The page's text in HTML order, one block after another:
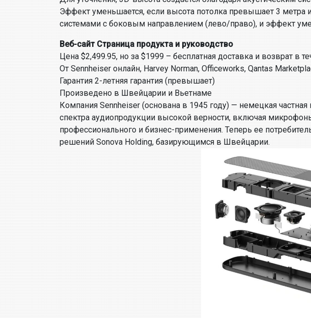
Эффект уменьшается, если высота потолка превышает 3 метра
системами с боковым направлением (лево/право), и эффект
Веб-сайт Страница продукта и руководство
Цена $2,499.95, но за $1999 – бесплатная доставка и возврат в
От Sennheiser онлайн, Harvey Norman, Officeworks, Qantas
Гарантия 2-летняя гарантия (превышает)
Произведено в Швейцарии и Вьетнаме
Компания Sennheiser (основана в 1945 году) — немецкая
спектра аудиопродукции высокой верности, включая
профессионального и бизнес-применения. Теперь ее
решений Sonova Holding, базирующимся в Швейцарии.